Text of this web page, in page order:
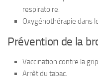
respiratoire.
Oxygénothérapie dans
Prévention de la
Vaccination contre la
Arrêt du tabac.